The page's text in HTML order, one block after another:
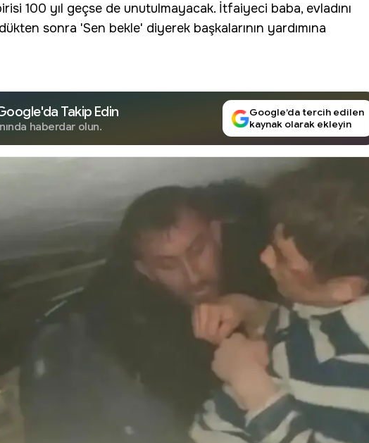
100 yıl geçse de unutulmayacak. İtfaiyeci baba, evladını
sonra 'Sen bekle' diyerek başkalarının yardımına
Takip Edin
haberdar olun.
Google’da tercih edilen
kaynak olarak ekleyin